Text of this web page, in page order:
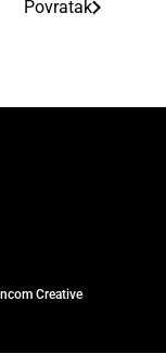
Povratak
Creative